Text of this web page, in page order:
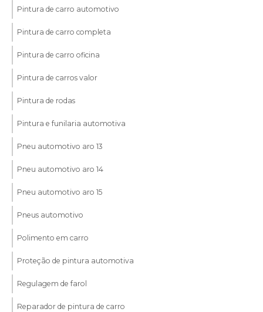
Pintura de carro automotivo
Pintura de carro completa
Pintura de carro oficina
Pintura de carros valor
Pintura de rodas
Pintura e funilaria automotiva
Pneu automotivo aro 13
Pneu automotivo aro 14
Pneu automotivo aro 15
Pneus automotivo
Polimento em carro
Proteção de pintura automotiva
Regulagem de farol
Reparador de pintura de carro